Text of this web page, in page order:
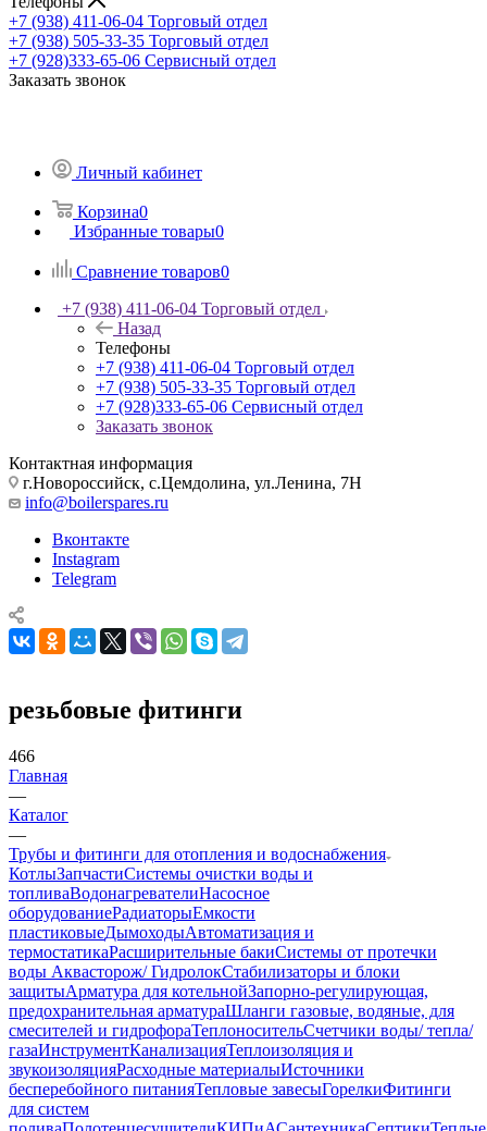
+7 (938) 411-06-04 Торговый отдел
+7 (938) 505-33-35 Торговый отдел
+7 (928)333-65-06 Сервисный отдел
Заказать звонок
Личный кабинет
Корзина0
Избранные товары0
Сравнение товаров0
+7 (938) 411-06-04 Торговый отдел
Назад
Телефоны
+7 (938) 411-06-04 Торговый отдел
+7 (938) 505-33-35 Торговый отдел
+7 (928)333-65-06 Сервисный отдел
Заказать звонок
Контактная информация
г.Новороссийск, с.Цемдолина, ул.Ленина, 7Н
info@boilerspares.ru
Вконтакте
Instagram
Telegram
резьбовые фитинги
466
Главная
—
Каталог
—
Трубы и фитинги для отопления и водоснабжения
КотлыЗапчастиСистемы очистки воды и
топливаВодонагревателиНасосное
оборудованиеРадиаторыЕмкости
пластиковыеДымоходыАвтоматизация и
термостатикаРасширительные бакиСистемы от протечки
воды Аквасторож/ ГидролокСтабилизаторы и блоки
защитыАрматура для котельнойЗапорно-регулирующая,
предохранительная арматураШланги газовые, водяные, для
смесителей и гидрофораТеплоносительСчетчики воды/ тепла/
газаИнструментКанализацияТеплоизоляция и
звукоизоляцияРасходные материалыИсточники
бесперебойного питанияТепловые завесыГорелкиФитинги
для систем